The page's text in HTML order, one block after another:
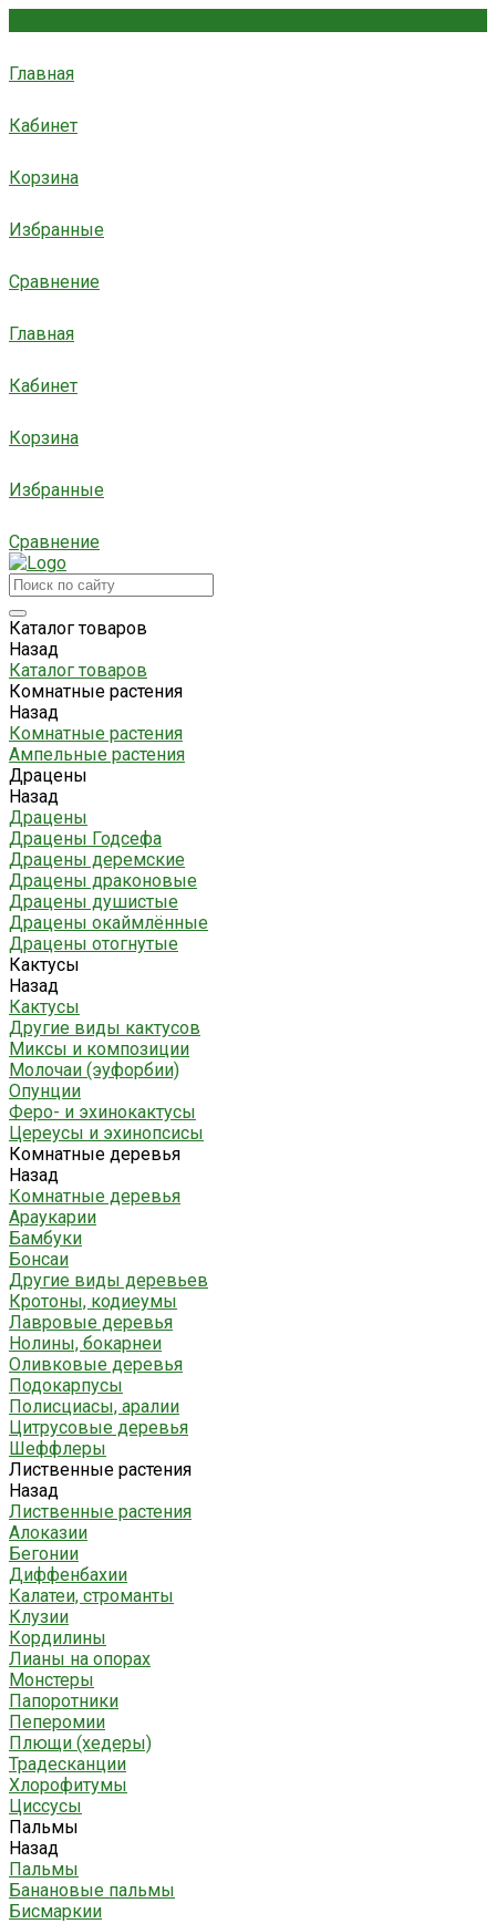
Главная
Кабинет
Корзина
Избранные
Сравнение
Главная
Кабинет
Корзина
Избранные
Сравнение
Каталог товаров
Назад
Каталог товаров
Комнатные растения
Назад
Комнатные растения
Ампельные растения
Драцены
Назад
Драцены
Драцены Годсефа
Драцены деремские
Драцены драконовые
Драцены душистые
Драцены окаймлённые
Драцены отогнутые
Кактусы
Назад
Кактусы
Другие виды кактусов
Миксы и композиции
Молочаи (эуфорбии)
Опунции
Феро- и эхинокактусы
Цереусы и эхинопсисы
Комнатные деревья
Назад
Комнатные деревья
Араукарии
Бамбуки
Бонсаи
Другие виды деревьев
Кротоны, кодиеумы
Лавровые деревья
Нолины, бокарнеи
Оливковые деревья
Подокарпусы
Полисциасы, аралии
Цитрусовые деревья
Шеффлеры
Лиственные растения
Назад
Лиственные растения
Алоказии
Бегонии
Диффенбахии
Калатеи, строманты
Клузии
Кордилины
Лианы на опорах
Монстеры
Папоротники
Пеперомии
Плющи (хедеры)
Традесканции
Хлорофитумы
Циссусы
Пальмы
Назад
Пальмы
Банановые пальмы
Бисмаркии